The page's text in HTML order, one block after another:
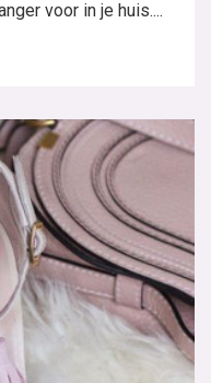
voor in je huis....